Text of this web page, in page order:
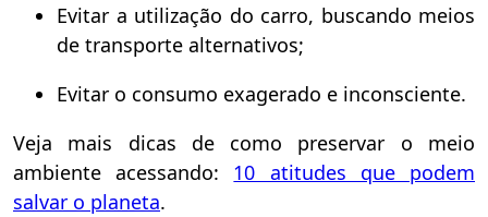
Evitar a utilização do carro, buscando meios
de transporte alternativos;
Evitar o consumo exagerado e inconsciente.
Veja mais dicas de como preservar o meio
ambiente acessando: 10 atitudes que podem
salvar o planeta.